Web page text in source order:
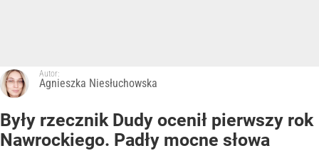
Autor:
Agnieszka Niesłuchowska
Były rzecznik Dudy ocenił pierwszy rok
Nawrockiego. Padły mocne słowa